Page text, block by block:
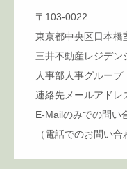
〒103-0022
東京都中央区日本橋
三井不動産レジデン
人事部人事グループ
連絡先メールアドレ
E-Mailのみでの問い
（電話でのお問い